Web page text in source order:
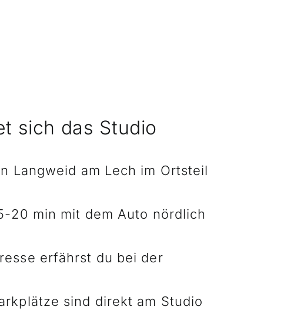
sich das Studio
Langweid am Lech im Ortsteil
20 min mit dem Auto nördlich
erfährst du bei der
sind direkt am Studio